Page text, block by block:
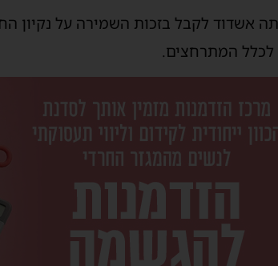
אשדוד לקבל בזכות השמירה על נקיון
לכלל המתרחצים.